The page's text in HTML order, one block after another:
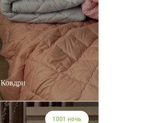
Ковдри
1001 ночь